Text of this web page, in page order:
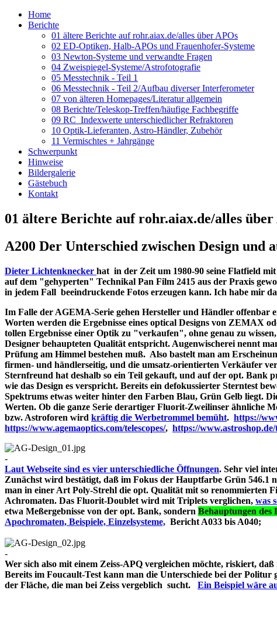
Home
Berichte
01 ältere Berichte auf rohr.aiax.de/alles über APOs
02 ED-Optiken, Halb-APOs und Frauenhofer-Systeme
03 Newton-Systeme und verwandte Fragen
04 Zweispiegel-Systeme/Astrofotografie
05 Messtechnik - Teil 1
06 Messtechnik - Teil 2/Aufbau diverser Interferometer
07 von älteren Homepages/Literatur allgemein
08 Berichte/Teleskop-Treffen/häufige Fachbegriffe
09 RC_Indexwerte unterschiedlicher Refraktoren
10 Optik-Lieferanten, Astro-Händler, Zubehör
11 Vermischtes + Jahrgänge
Schwerpunkt
Hinweise
Bildergalerie
Gästebuch
Kontakt
01 ältere Berichte auf rohr.aiax.de/alles über
A200 Der Unterschied zwischen Design und
Dieter Lichtenknecker hat in der Zeit um 1980-90 seine Flatfield
auf dem "gehyperten" Technikal Pan Film 2415 aus der Praxis
in jedem Fall beeindruckende Fotos erzeugen kann. Ich habe mir
Im Falle der AGEMA-Serie gehen Hersteller und Händler offenbar
Worten werden die Ergebnisse eines optical Designs von ZEMAX
tollen Ergebnisse einer Optik zu "verkaufen", ohne genau zu
Designer behaupteten Qualität entspricht. Augenwischerei nennt
Prüfung am Himmel bestehen muß. Also bastelt man am
firmen- und händlerseitig, und die umsatz-orientierten Verkäufer
Sternfreund hat deshalb so ein Teil gekauft, und auf der opt. Bank
wie das Design es verspricht. Bereits ein defokussierter Sterntest
Spektrums etwas weiter hinter den Farben Blau, Grün Gelb liegt.
Werten. Ob die ganze Serie derartiger Fluorit-Zweilinser ähnliche
bzw. Astroforen wird kräftig die Werbetrommel bemüht. https://
https://www.agemaoptics.com/telescopes/, https://
-
Laut Webseite sind es vier unterschiedliche Öffnungen. Sehr viel
Zunächst wird bestätigt, daß im Fokus der Hauptfarbe Grün 546.1
man in einer Art Poly-Strehl die opt. Qualität mit so renommierten
Achromaten. Das Fluorit-Doublet wird mit Triplets verglichen, was
etwa Meßergebnisse von der opt. Bank, sondern Behauptungen des
Apochromaten, Beispiele, Einzelsysteme, Bericht A033 bis
-
Wer sich also mit einem Zeiss-APQ vergleichen möchte, riskiert,
Bereits im Foucault-Test kann man die Unterschiede bei der
der Fläche, die man bei Zeiss vergeblich sucht. Ein Beispiel wäre